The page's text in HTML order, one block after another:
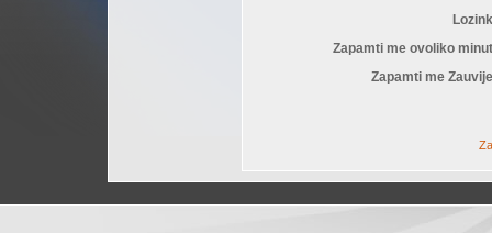
Zapamti me ovoliko
Zapamti me